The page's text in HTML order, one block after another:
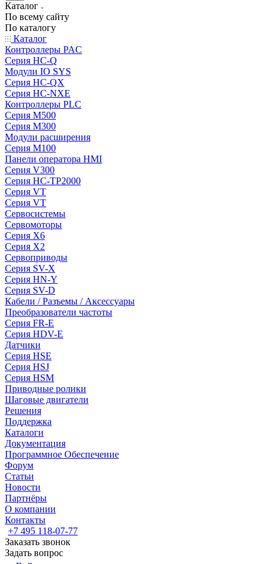
Каталог
По всему сайту
По каталогу
Каталог
Контроллеры PAC
Серия HC-Q
Модули IO SYS
Серия HC-QX
Серия HC-NXE
Контроллеры PLC
Серия M500
Серия M300
Модули расширения
Серия M100
Панели оператора HMI
Серия V300
Серия HC-TP2000
Серия VT
Серия VT
Сервосистемы
Сервомоторы
Серия X6
Серия X2
Сервоприводы
Серия SV-X
Серия HN-Y
Серия SV-D
Кабели / Разъемы / Аксессуары
Преобразователи частоты
Серия FR-E
Серия HDV-E
Датчики
Серия HSE
Серия HSJ
Серия HSM
Приводные ролики
Шаговые двигатели
Решения
Поддержка
Каталоги
Документация
Программное Обеспечение
Форум
Статьи
Новости
Партнёры
О компании
Контакты
+7 495 118-07-77
Заказать звонок
Задать вопрос